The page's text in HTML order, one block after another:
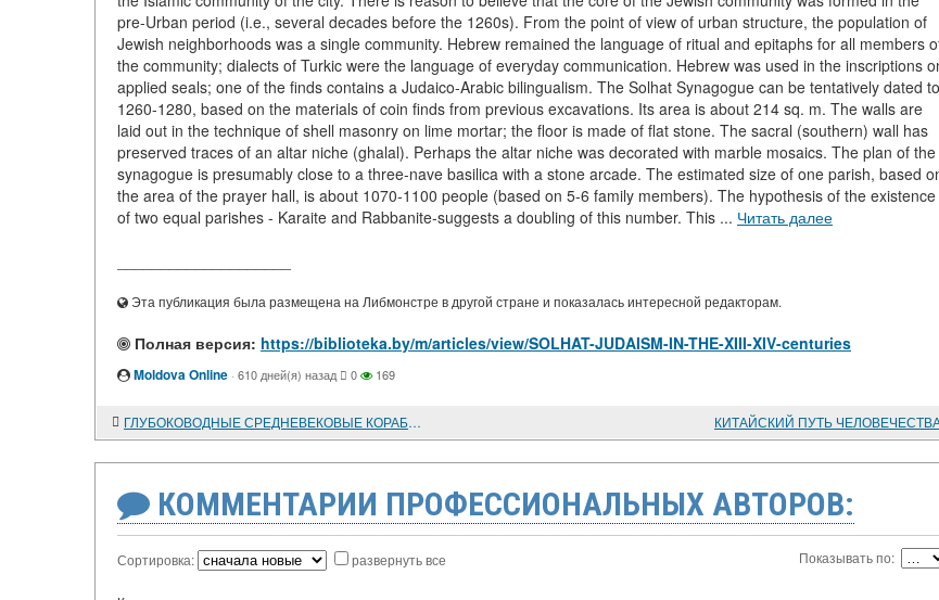
pre-Urban period (i.e., several decades before the 1260s). From the point of view of urban structure, the population of
Jewish neighborhoods was a single community. Hebrew remained the language of ritual and epitaphs for all members
the community; dialects of Turkic were the language of everyday communication. Hebrew was used in the inscriptions
applied seals; one of the finds contains a Judaico-Arabic bilingualism. The Solhat Synagogue can be tentatively dated to
1260-1280, based on the materials of coin finds from previous excavations. Its area is about 214 sq. m. The walls are
laid out in the technique of shell masonry on lime mortar; the floor is made of flat stone. The sacral (southern) wall has
preserved traces of an altar niche (ghalal). Perhaps the altar niche was decorated with marble mosaics. The plan of the
synagogue is presumably close to a three-nave basilica with a stone arcade. The estimated size of one parish, based
the area of the prayer hall, is about 1070-1100 people (based on 5-6 family members). The hypothesis of the existence
of two equal parishes - Karaite and Rabbanite-suggests a doubling of this number. This ... Читать далее
Эта публикация была размещена на Либмонстре в другой стране и показалась интересной редакторам.
Полная версия: https://biblioteka.by/m/articles/view/SOLHAT-JUDAISM-IN-THE-XIII-XIV-centuries
Moldova Online · 610 дней(я) назад 0 169
ГЛУБОКОВОДНЫЕ СРЕДНЕВЕКОВЫЕ КОРАБЛЕКРУШЕНИЯ В АКВАТОРИИ КРЫМА КИТАЙСКИЙ ПУТЬ
КОММЕНТАРИИ ПРОФЕССИОНАЛЬНЫХ АВТОРОВ:
Сортировка: развернуть все Показывать по: